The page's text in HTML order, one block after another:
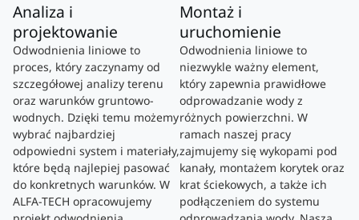
Analiza i
projektowanie
Odwodnienia liniowe to
proces, który zaczynamy od
szczegółowej analizy terenu
oraz warunków gruntowo-
wodnych. Dzięki temu możemy
wybrać najbardziej
odpowiedni system i materiały,
które będą najlepiej pasować
do konkretnych warunków. W
ALFA-TECH opracowujemy
Montaż i
uruchomienie
Odwodnienia liniowe to
niezwykle ważny element,
który zapewnia prawidłowe
odprowadzanie wody z
różnych powierzchni. W
ramach naszej pracy
zajmujemy się wykopami pod
kanały, montażem korytek oraz
krat ściekowych, a także ich
podłączeniem do systemu